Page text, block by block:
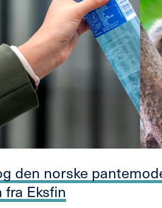
den norske
fra Eksfin